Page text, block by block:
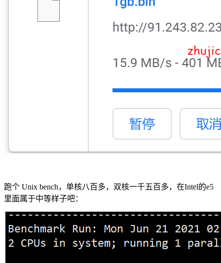
跑个 Unix bench，单核八百多，双核一千五百多，在Intel的e5
里面属于中等样子吧：